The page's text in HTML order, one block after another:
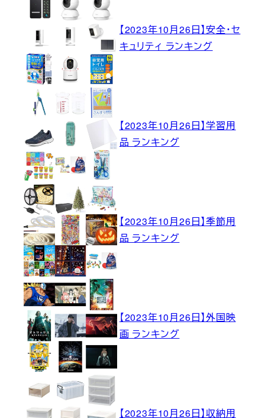
【2023年10月26日】安全・セ
キュリティ ランキング
【2023年10月26日】学習用
品 ランキング
【2023年10月26日】季節用
品 ランキング
【2023年10月26日】外国映
画 ランキング
【2023年10月26日】収納用